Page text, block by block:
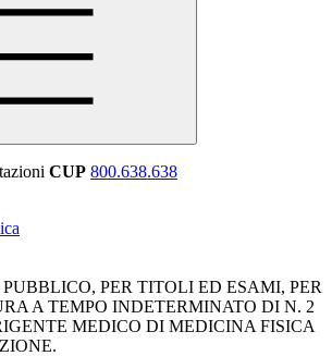
CUP 800.638.638
PER TITOLI ED ESAMI, PER
A TEMPO INDETERMINATO DI N. 2
MEDICO DI MEDICINA FISICA